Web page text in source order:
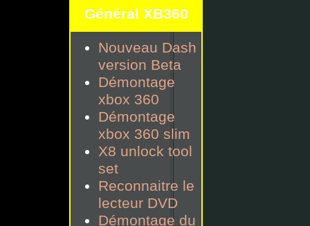
Général XB360
Nouveau Dash
version Beta
Démontage
xbox 360
Démontage
xbox 360 slim
X8 unlock tool
set
Reconnaitre le
lecteur DVD
Démontage du